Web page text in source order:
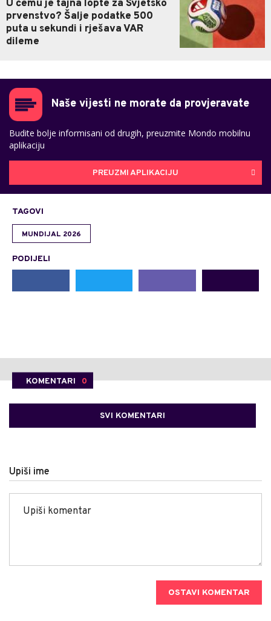
U čemu je tajna lopte za Svjetsko
prvenstvo? Šalje podatke 500
puta u sekundi i rješava VAR
dileme
Naše vijesti ne morate da provjeravate
Budite bolje informisani od drugih, preuzmite Mondo mobilnu
aplikaciju
PREUZMI APLIKACIJU
TAGOVI
MUNDIJAL 2026
PODIJELI
KOMENTARI 0
SVI KOMENTARI
Upiši ime
OSTAVI KOMENTAR